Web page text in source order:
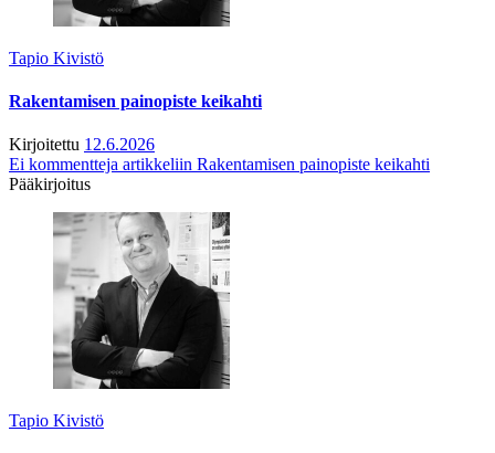
Tapio Kivistö
Rakentamisen painopiste keikahti
Kirjoitettu 12.6.2026
Ei kommentteja artikkeliin Rakentamisen painopiste keikahti
Pääkirjoitus
Tapio Kivistö